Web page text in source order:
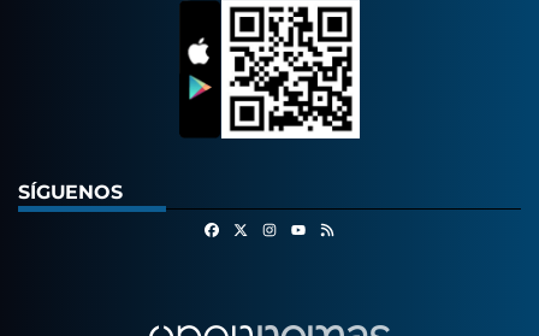
SÍGUENOS
FacebookInstagram